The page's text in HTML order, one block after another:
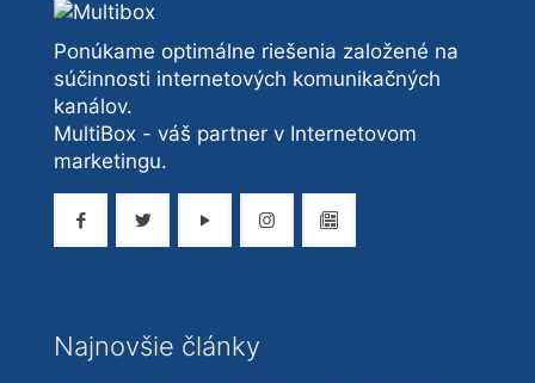
Ponúkame optimálne riešenia založené na
súčinnosti internetových komunikačných
kanálov.
MultiBox - váš partner v Internetovom
marketingu.
Najnovšie články